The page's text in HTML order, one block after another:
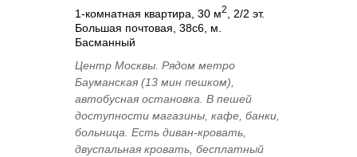
1-комнатная квартира, 30 м2
, 2/2 эт.
Большая почтовая, 38с6, м.
Басманный
Центр Москвы. Рядом метро
Бауманская (13 мин пешком),
автобусная остановка. В пешей
доступности магазины, кафе, банки,
больница. Есть диван-кровать,
двуспальная кровать, бесплатный